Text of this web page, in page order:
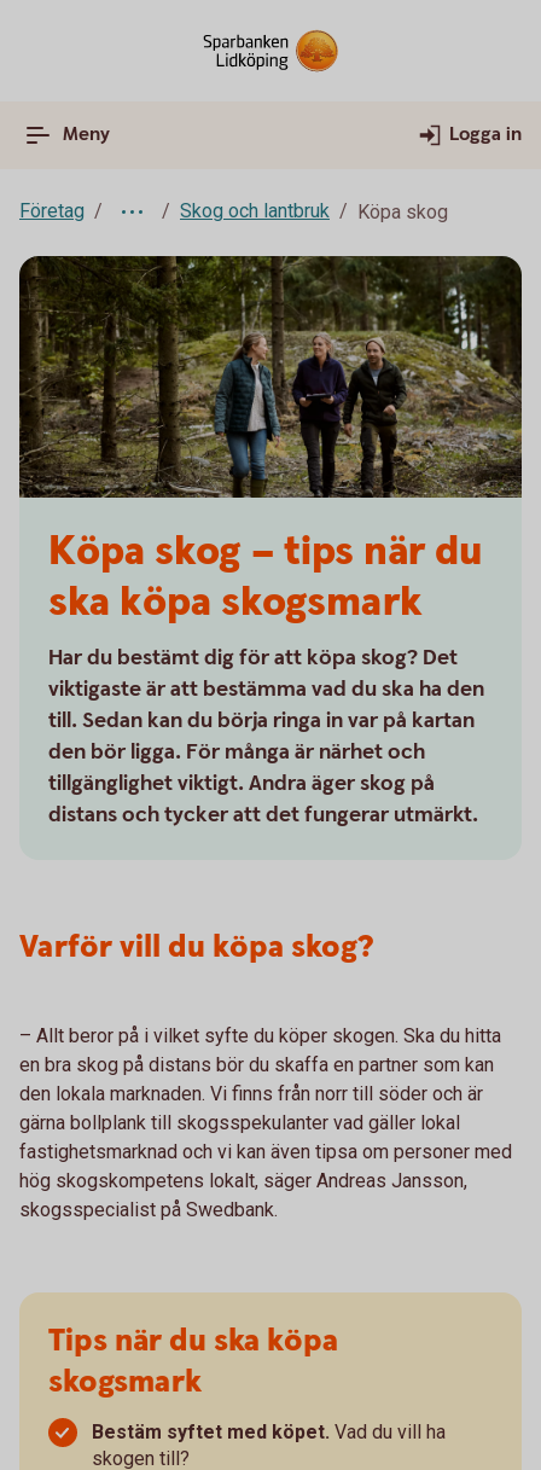
Meny Logga in
Företag Skog och lantbruk Köpa skog
Köpa skog – tips när du
ska köpa skogsmark
Har du bestämt dig för att köpa skog? Det
viktigaste är att bestämma vad du ska ha den
till. Sedan kan du börja ringa in var på kartan
den bör ligga. För många är närhet och
tillgänglighet viktigt. Andra äger skog på
distans och tycker att det fungerar utmärkt.
Varför vill du köpa skog?
– Allt beror på i vilket syfte du köper skogen. Ska du hitta
en bra skog på distans bör du skaffa en partner som kan
den lokala marknaden. Vi finns från norr till söder och är
gärna bollplank till skogsspekulanter vad gäller lokal
fastighetsmarknad och vi kan även tipsa om personer med
hög skogskompetens lokalt, säger Andreas Jansson,
skogsspecialist på Swedbank.
Tips när du ska köpa
skogsmark
Bestäm syftet med köpet. Vad du vill ha
skogen till?